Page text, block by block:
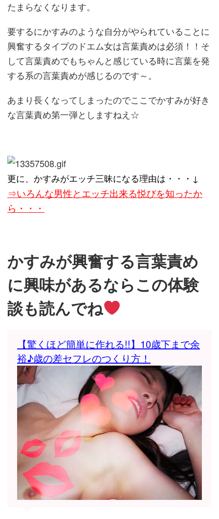
たまらなくなります。
要するにかすみのような自分がやられていることに
興奮するタイプのドエム女は言葉責めは必須！！そ
して言葉責めでもちゃんと感じている時に言葉を発
する系の言葉責めが感じるのです～。
あまり長くなってしまったのでここでかすみが好き
な言葉責め第一弾としますねえ☆
更に、かすみがエッチ三昧になる理由は・・・↓
⇒いろんな男性とエッチ出来る悦びを知ったか
ら・・・
かすみが興奮する言葉責め
に興味があるならこの体験
談も読んでね
【驚くほど簡単に作れる!!】10歳下まで余
裕♪歳の差セフレのつくり方！